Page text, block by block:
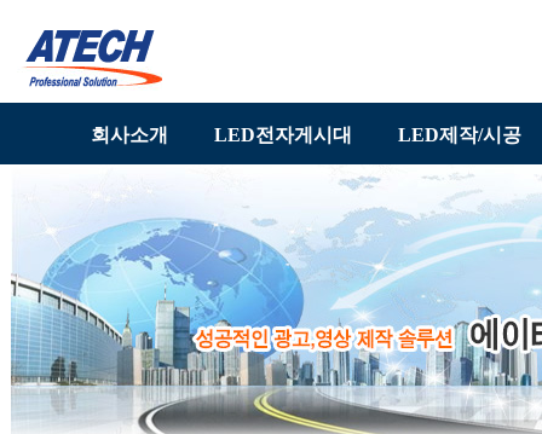
회사소개 LED전자게시대 LED제작/시공